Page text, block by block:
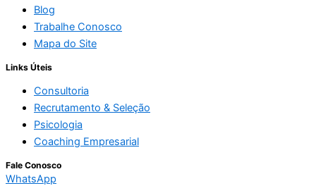
Blog
Trabalhe Conosco
Mapa do Site
Links Úteis
Consultoria
Recrutamento & Seleção
Psicologia
Coaching Empresarial
Fale Conosco
WhatsApp